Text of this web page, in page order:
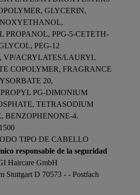
GLYCERIN,
PROPANOL, PPG-5-CETETH-
PEG-12
VP/ACRYLATES/LAURYL
COPOLYMER, FRAGRANCE
20,
PG-DIMONIUM
TETRASODIUM
BENZOPHENONE-4.
TIPO DE CABELLO
responsable de la seguridad
Haircare GmbH
Stuttgart D 70573 - - Postfach